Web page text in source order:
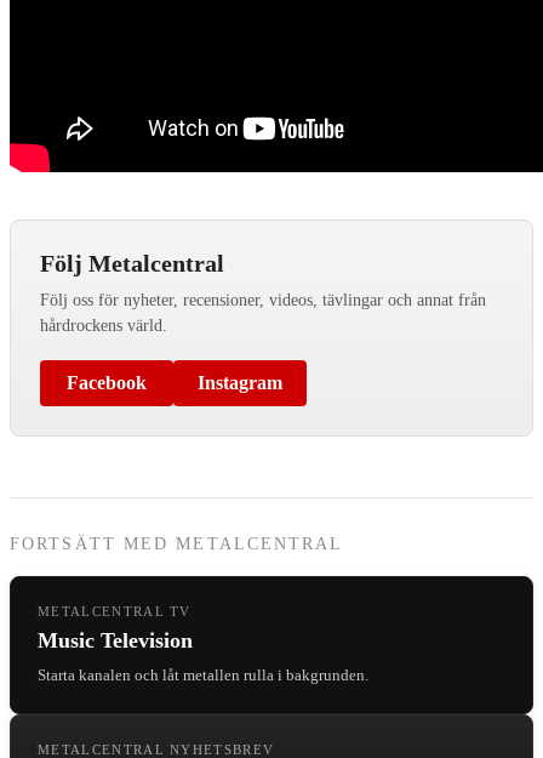
Följ Metalcentral
Följ oss för nyheter, recensioner, videos, tävlingar och annat från
hårdrockens värld.
Facebook Instagram
FORTSÄTT MED METALCENTRAL
METALCENTRAL TV
Music Television
Starta kanalen och låt metallen rulla i bakgrunden.
METALCENTRAL NYHETSBREV